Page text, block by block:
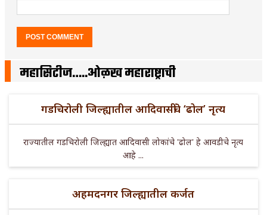
महासिटीज…..ओळख महाराष्ट्राची
गडचिरोली जिल्ह्यातील आदिवासींचे ‘ढोल’ नृत्य
राज्यातील गडचिरोली जिल्ह्यात आदिवासी लोकांचे 'ढोल' हे आवडीचे नृत्य
आहे ...
अहमदनगर जिल्ह्यातील कर्जत